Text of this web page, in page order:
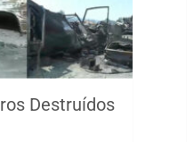
Destruídos